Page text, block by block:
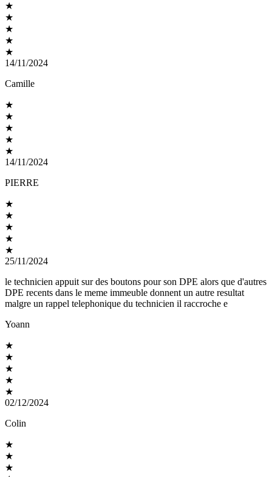
★
★
★
★
★
14/11/2024
Camille
★
★
★
★
★
14/11/2024
PIERRE
★
★
★
★
★
25/11/2024
le technicien appuit sur des boutons pour son DPE alors que d'autres
DPE recents dans le meme immeuble donnent un autre resultat
malgre un rappel telephonique du technicien il raccroche e
Yoann
★
★
★
★
★
02/12/2024
Colin
★
★
★